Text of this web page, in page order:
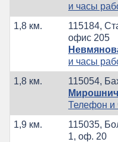
и часы
1,8 км.
115184,
офис 205
и часы
1,8 км.
115054,
Телефон и
1,9 км.
115035,
1, оф. 20